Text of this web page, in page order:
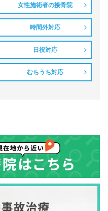
女性施術者の接骨院
時間外対応
日祝対応
むちうち対応